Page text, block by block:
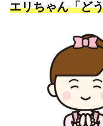
エリちゃん「ど